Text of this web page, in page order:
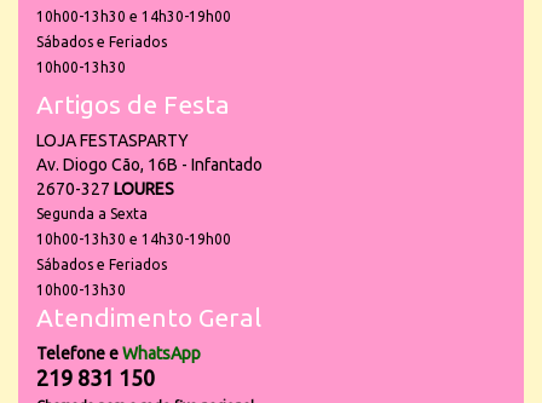
10h00-13h30 e 14h30-19h00
Sábados e Feriados
10h00-13h30
Artigos de Festa
LOJA FESTASPARTY
Av. Diogo Cão, 16B - Infantado
2670-327 LOURES
Segunda a Sexta
10h00-13h30 e 14h30-19h00
Sábados e Feriados
10h00-13h30
Atendimento Geral
Telefone eWhatsApp
219 831 150